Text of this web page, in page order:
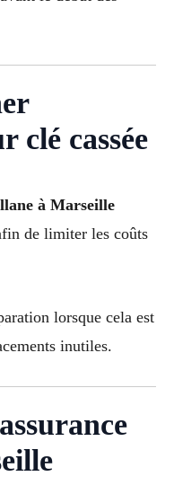
clé cassée
à Marseille
de limiter les coûts
lorsque cela est
inutiles.